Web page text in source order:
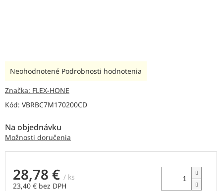
Kód: VBRBC7M170200CD
Na objednávku
Možnosti doručenia
28,78 € / ks
23,40 € bez DPH
Priemerné
produktu
0,0
5
hviezdičiek.
Neohodnotené Podrobnosti hodnotenia
Značka: FLEX-HONE